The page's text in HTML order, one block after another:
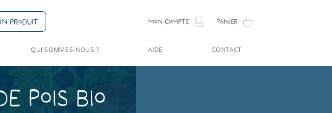
produit Mon compte Panier
QUI SOMMES-NOUS ? AIDE CONTACT
Pois bio